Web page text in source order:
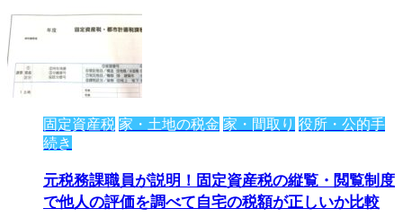
固定資産税 家・土地の税金 家・間取り 役所・公的手
続き
元税務課職員が説明！固定資産税の縦覧・閲覧制度
で他人の評価を調べて自宅の税額が正しいか比較